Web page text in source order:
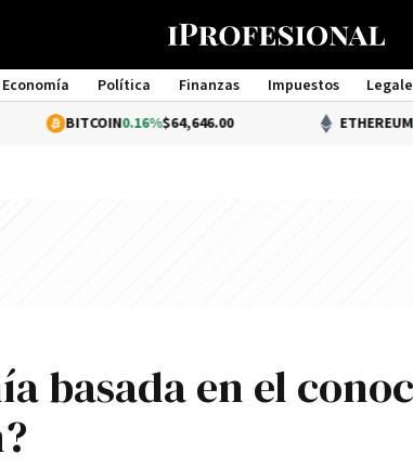
Economía Política Finanzas Impuestos
Management
0.16%$64,646.00 ETHEREUM0.59%
basada en el